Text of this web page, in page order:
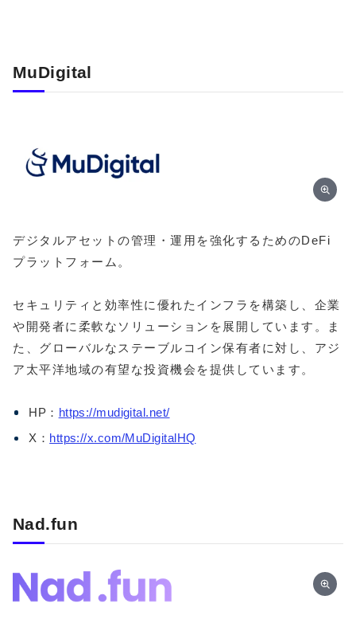
MuDigital
デジタルアセットの管理・運用を強化するためのDeFi
プラットフォーム。
セキュリティと効率性に優れたインフラを構築し、企業
や開発者に柔軟なソリューションを展開しています。ま
た、グローバルなステーブルコイン保有者に対し、アジ
ア太平洋地域の有望な投資機会を提供しています。
HP： https://mudigital.net/
X： https://x.com/MuDigitalHQ
Nad.fun